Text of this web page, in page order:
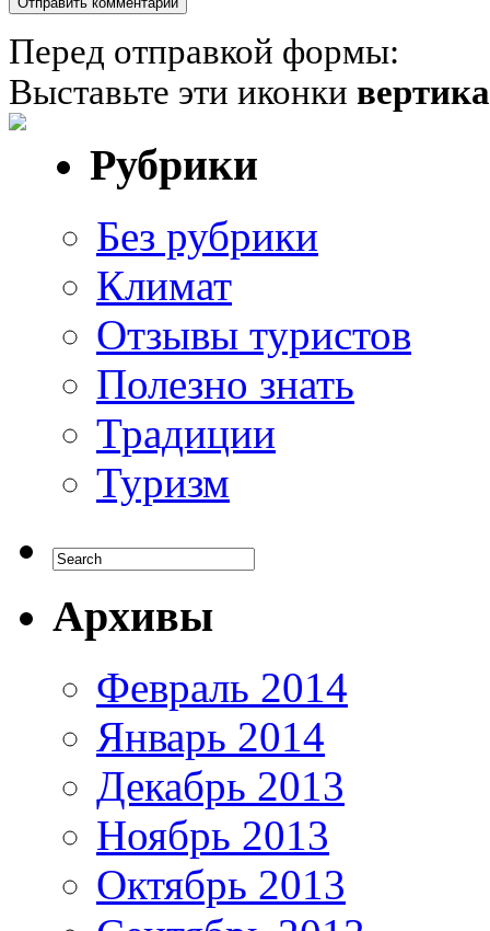
Перед отправкой формы:
Выставьте эти иконки
Рубрики
Без рубрики
Климат
Отзывы туристов
Полезно знать
Традиции
Туризм
Архивы
Февраль 2014
Январь 2014
Декабрь 2013
Ноябрь 2013
Октябрь 2013